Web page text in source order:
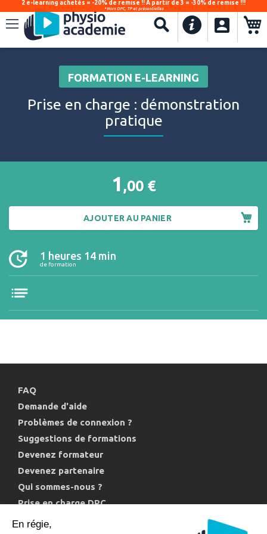
Recherche
2 e-learning achetés = -20% de remise !! À partir de 3 = -30% de remise !!!
*Hors DPC, TP et présentielles
.
FORMATION E-LEARNING
Prise en charge : démonstration
pratique
1 heures 14 min
de formation
1 ,00 €
AJOUTER AU PANIER
FAQ
Demande d'aide
Problèmes de connexion ?
Suggestions de formations
Devenez formateur
Devenez partenaire
Qui sommes-nous ?
Prise en charge DPC
Politique de confidentialité et cookies
En régie,